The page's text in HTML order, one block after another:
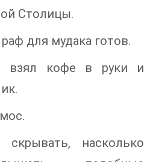
Столицы.
для мудака готов.
взял кофе в руки и
насколько